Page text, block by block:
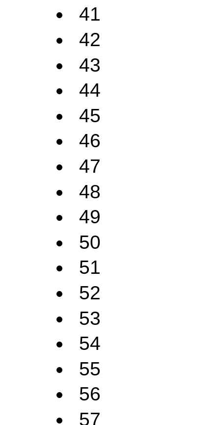
41
42
43
44
45
46
47
48
49
50
51
52
53
54
55
56
57